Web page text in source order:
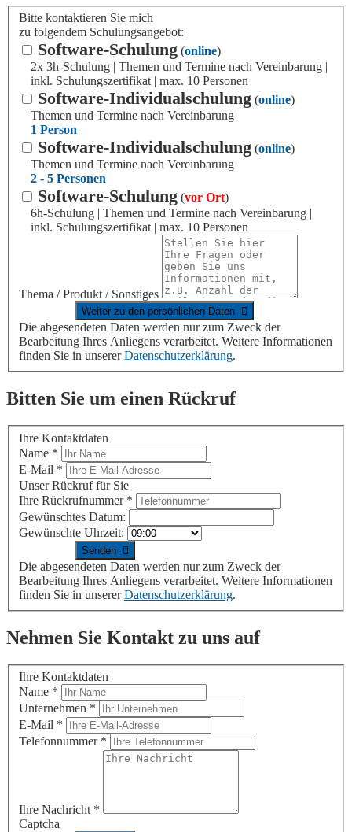
Bitte kontaktieren Sie mich
zu folgendem Schulungsangebot:
Software-Schulung (online)
2x 3h-Schulung | Themen und Termine nach Vereinbarung |
inkl. Schulungszertifikat | max. 10 Personen
Software-Individualschulung (online)
Themen und Termine nach Vereinbarung
1 Person
Software-Individualschulung (online)
Themen und Termine nach Vereinbarung
2 - 5 Personen
Software-Schulung (vor Ort)
6h-Schulung | Themen und Termine nach Vereinbarung |
inkl. Schulungszertifikat | max. 10 Personen
Thema / Produkt / Sonstiges
Die abgesendeten Daten werden nur zum Zweck der
Bearbeitung Ihres Anliegens verarbeitet. Weitere Informationen
finden Sie in unsererDatenschutzerklärung.
Bitten Sie um einen Rückruf
Ihre Kontaktdaten
Name *
E-Mail *
Unser Rückruf für Sie
Ihre Rückrufnummer *
Gewünschtes Datum:
Gewünschte Uhrzeit:
Die abgesendeten Daten werden nur zum Zweck der
Bearbeitung Ihres Anliegens verarbeitet. Weitere Informationen
finden Sie in unsererDatenschutzerklärung.
Nehmen Sie Kontakt zu uns auf
Ihre Kontaktdaten
Name *
Unternehmen *
E-Mail *
Telefonnummer *
Ihre Nachricht *
Captcha